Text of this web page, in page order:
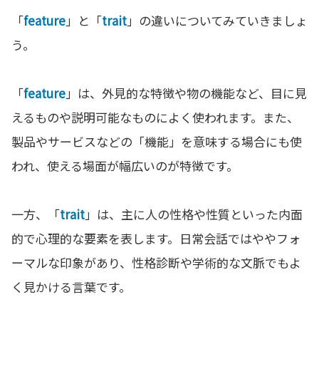
「feature」と「trait」の違いについてみていきましょ
う。
「feature」は、外見的な特徴や物の機能など、目に見
えるものや説明可能なものによく使われます。また、
製品やサービスなどの「機能」を意味する場合にも使
われ、使える場面が幅広いのが特徴です。
一方、「trait」は、主に人の性格や性質といった内面
的で心理的な要素を表します。日常会話ではややフォ
ーマルな印象があり、性格診断や学術的な文脈でもよ
く見かける言葉です。